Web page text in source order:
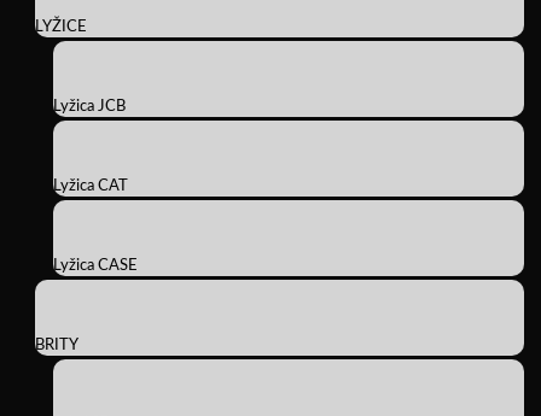
LYŽICE
Lyžica JCB
Lyžica CAT
Lyžica CASE
BRITY